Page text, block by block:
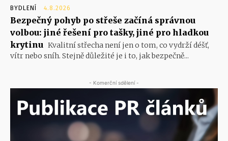
BYDLENÍ 4.8.2026
Bezpečný pohyb po střeše začíná správnou
volbou: jiné řešení pro tašky, jiné pro hladkou
krytinu Kvalitní střecha není jen o tom, co vydrží déšť,
vítr nebo sníh. Stejně důležité je i to, jak bezpečně...
- Komerční sdělení -